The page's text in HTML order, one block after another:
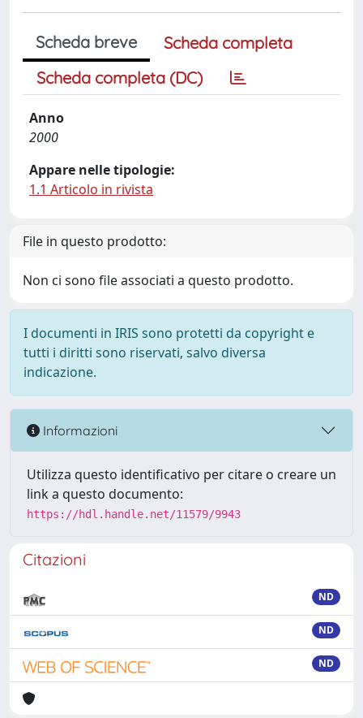
Scheda breve
Scheda completa
Scheda completa (DC)
Anno
2000
Appare nelle tipologie:
1.1 Articolo in rivista
File in questo prodotto:
Non ci sono file associati a questo prodotto.
I documenti in IRIS sono protetti da copyright e
tutti i diritti sono riservati, salvo diversa
indicazione.
Informazioni
Utilizza questo identificativo per citare o creare un
link a questo documento:
https://hdl.handle.net/11579/9943
Citazioni
ND
ND
ND